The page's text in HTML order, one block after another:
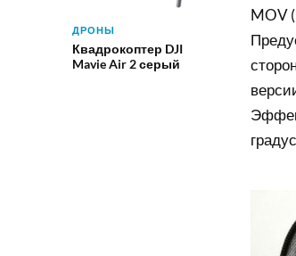
ДРОНЫ
Квадрокоптер DJI
Mavie Air 2 серый
MOV